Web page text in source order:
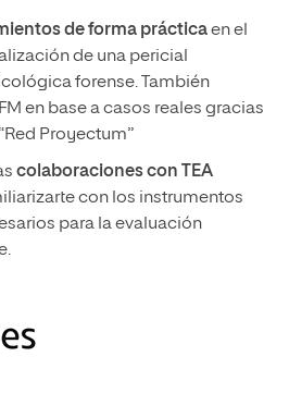
de forma prácticaen el
de una pericial
forense. También
en base a casos reales gracias
Proyectum”
colaboraciones con TEA
con los instrumentos
para la evaluación